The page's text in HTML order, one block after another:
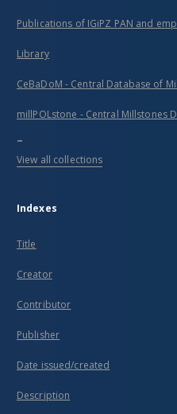
Publications of IGiPZ PAN and
Library
CeBaDoM - Central Database of
millPOLstone - Central Millstones
...
View all collections
Indexes
Title
Creator
Contributor
Publisher
Date issued/created
Description